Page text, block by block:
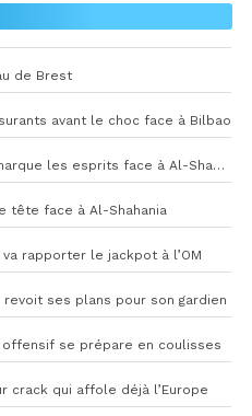
de Brest
avant le choc face à Bilbao
Abdelli ouvre son compteur et marque les esprits face à Al-Shahania
tête face à Al-Shahania
rapporter le jackpot à l’OM
revoit ses plans pour son gardien
se prépare en coulisses
crack qui affole déjà l’Europe